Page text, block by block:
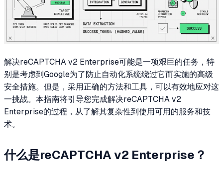
解决reCAPTCHA v2 Enterprise可能是一项艰巨的任务，特
别是考虑到Google为了防止自动化系统绕过它而实施的高级
安全措施。但是，采用正确的方法和工具，可以有效地应对这
一挑战。本指南将引导您完成解决reCAPTCHA v2
Enterprise的过程，从了解其复杂性到使用可用的服务和技
术。
什么是reCAPTCHA v2 Enterprise？